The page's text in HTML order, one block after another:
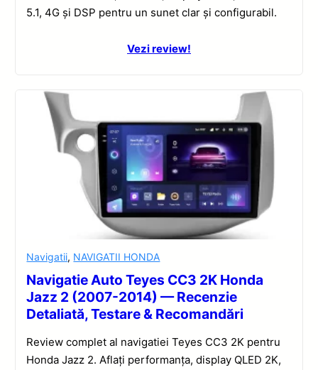
5.1, 4G și DSP pentru un sunet clar și configurabil.
Vezi review!
Navigatii, NAVIGATII HONDA
Navigatie Auto Teyes CC3 2K Honda
Jazz 2 (2007-2014) — Recenzie
Detaliată, Testare & Recomandări
Review complet al navigatiei Teyes CC3 2K pentru
Honda Jazz 2. Aflați performanța, display QLED 2K,